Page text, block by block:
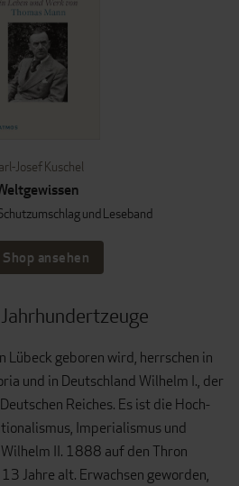
Josef Kuschel
und Leseband
Shop ansehen
Lübeck geboren wird, herrschen in
und in Deutschland Wilhelm I., der
Reiches. Es ist die Hoch-
Imperialismus und
II. 1888 auf den Thron
Jahre alt. Erwachsen geworden,